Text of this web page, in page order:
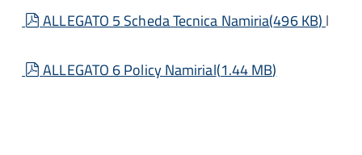
pdf
ALLEGATO 5 Scheda Tecnica Namiria(496 KB) l
pdf
ALLEGATO 6 Policy Namirial(1.44 MB)